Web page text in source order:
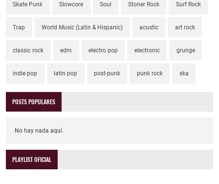
Skate Punk Slowcore Soul Stoner Rock Surf Rock
Trap World Music (Latin & Hispanic) acustic art rock
classic rock edm electro pop electronic grunge
indie pop latin pop post-punk punk rock ska
POSTS POPULARES
No hay nada aquí.
PLAYLIST OFICIAL